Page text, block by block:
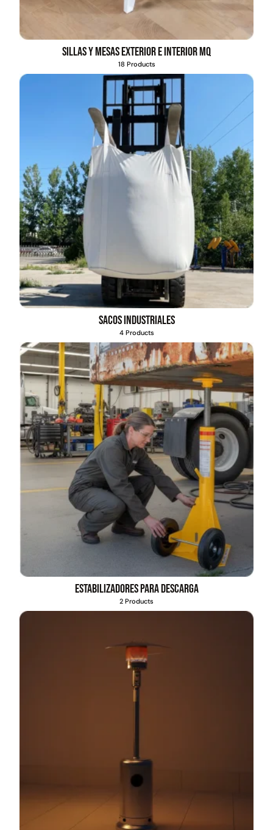
Sillas y mesas exterior e interior MQ
18 Products
Sacos industriales
4 Products
Estabilizadores para descarga
2 Products